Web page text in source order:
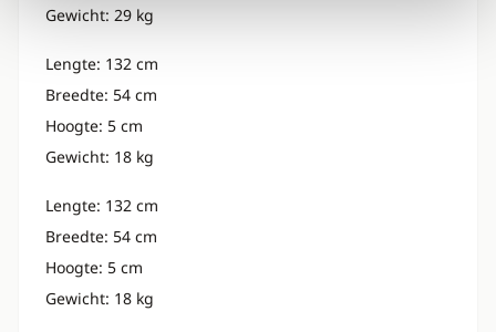
Gewicht: 29 kg
Lengte: 132 cm
Breedte: 54 cm
Hoogte: 5 cm
Gewicht: 18 kg
Lengte: 132 cm
Breedte: 54 cm
Hoogte: 5 cm
Gewicht: 18 kg